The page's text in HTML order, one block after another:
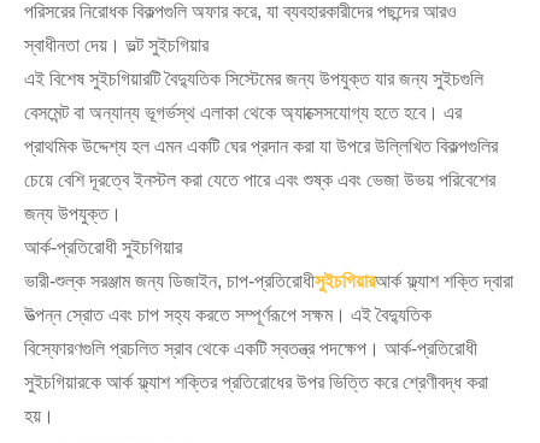
পরিসরের নিরোধক বিকল্পগুলি অফার করে, যা ব্যবহারকারীদের পছন্দের আরও
স্বাধীনতা দেয়। ভল্ট সুইচগিয়ার
এই বিশেষ সুইচগিয়ারটি বৈদ্যুতিক সিস্টেমের জন্য উপযুক্ত যার জন্য সুইচগুলি
বেসমেন্ট বা অন্যান্য ভূগর্ভস্থ এলাকা থেকে অ্যাক্সেসযোগ্য হতে হবে। এর
প্রাথমিক উদ্দেশ্য হল এমন একটি ঘের প্রদান করা যা উপরে উল্লিখিত বিকল্পগুলির
চেয়ে বেশি দূরত্বে ইনস্টল করা যেতে পারে এবং শুষ্ক এবং ভেজা উভয় পরিবেশের
জন্য উপযুক্ত।
আর্ক-প্রতিরোধী সুইচগিয়ার
ভারী-শুল্ক সরঞ্জাম জন্য ডিজাইন, চাপ-প্রতিরোধীসুইচগিয়ারআর্ক ফ্ল্যাশ শক্তি দ্বারা
উত্পন্ন স্রোত এবং চাপ সহ্য করতে সম্পূর্ণরূপে সক্ষম। এই বৈদ্যুতিক
বিস্ফোরণগুলি প্রচলিত স্রাব থেকে একটি স্বতন্ত্র পদক্ষেপ। আর্ক-প্রতিরোধী
সুইচগিয়ারকে আর্ক ফ্ল্যাশ শক্তির প্রতিরোধের উপর ভিত্তি করে শ্রেণীবদ্ধ করা
হয়।